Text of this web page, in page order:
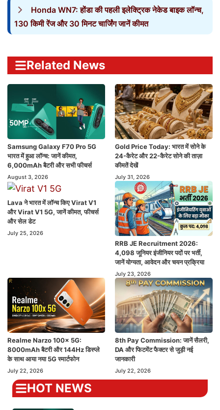
Honda WN7: होंडा की पहली इलेक्ट्रिक नेकेड बाइक लॉन्च,
130 किमी रेंज और 30 मिनट चार्जिंग जानें कीमत
Related News
Samsung Galaxy F70 Pro 5G
भारत में हुआ लॉन्च: जानें कीमत,
6,000mAh बैटरी और सभी फीचर्स
August 3, 2026
Gold Price Today: भारत में सोने के
24-कैरेट और 22-कैरेट सोने की ताज़ा
कीमतें देखें
July 31, 2026
Lava ने भारत में लॉन्च किए Virat V1
और Virat V1 5G, जानें कीमत, फीचर्स
और सेल डेट
July 25, 2026
RRB JE Recruitment 2026:
4,098 जूनियर इंजीनियर पदों पर भर्ती,
जानें योग्यता, आवेदन और चयन प्रक्रिया
July 23, 2026
Realme Narzo 100x 5G:
8000mAh बैटरी और 144Hz डिस्प्ले
के साथ आया नया 5G स्मार्टफोन
July 22, 2026
8th Pay Commission: जानें सैलरी,
DA और फिटमेंट फैक्टर से जुड़ी नई
जानकारी
July 22, 2026
HOT NEWS